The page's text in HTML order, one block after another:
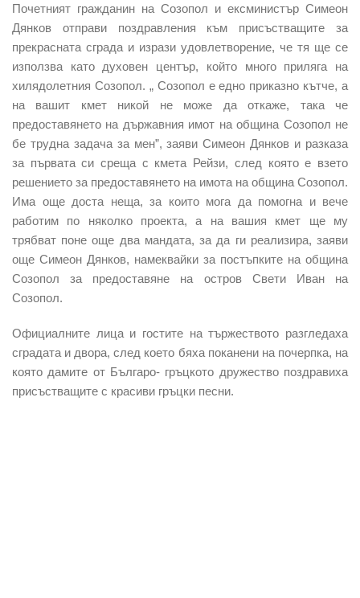
Почетният гражданин на Созопол и ексминистър Симеон
Дянков отправи поздравления към присъстващите за
прекрасната сграда и изрази удовлетворение, че тя ще се
използва като духовен център, който много приляга на
хилядолетния Созопол. „ Созопол е едно приказно кътче, а
на вашит кмет никой не може да откаже, така че
предоставянето на държавния имот на община Созопол не
бе трудна задача за мен”, заяви Симеон Дянков и разказа
за първата си среща с кмета Рейзи, след която е взето
решението за предоставянето на имота на община Созопол.
Има още доста неща, за които мога да помогна и вече
работим по няколко проекта, а на вашия кмет ще му
трябват поне още два мандата, за да ги реализира, заяви
още Симеон Дянков, намеквайки за постъпките на община
Созопол за предоставяне на остров Свети Иван на
Созопол.
Официалните лица и гостите на тържеството разгледаха
сградата и двора, след което бяха поканени на почерпка, на
която дамите от Българо- гръцкото дружество поздравиха
присъстващите с красиви гръцки песни.